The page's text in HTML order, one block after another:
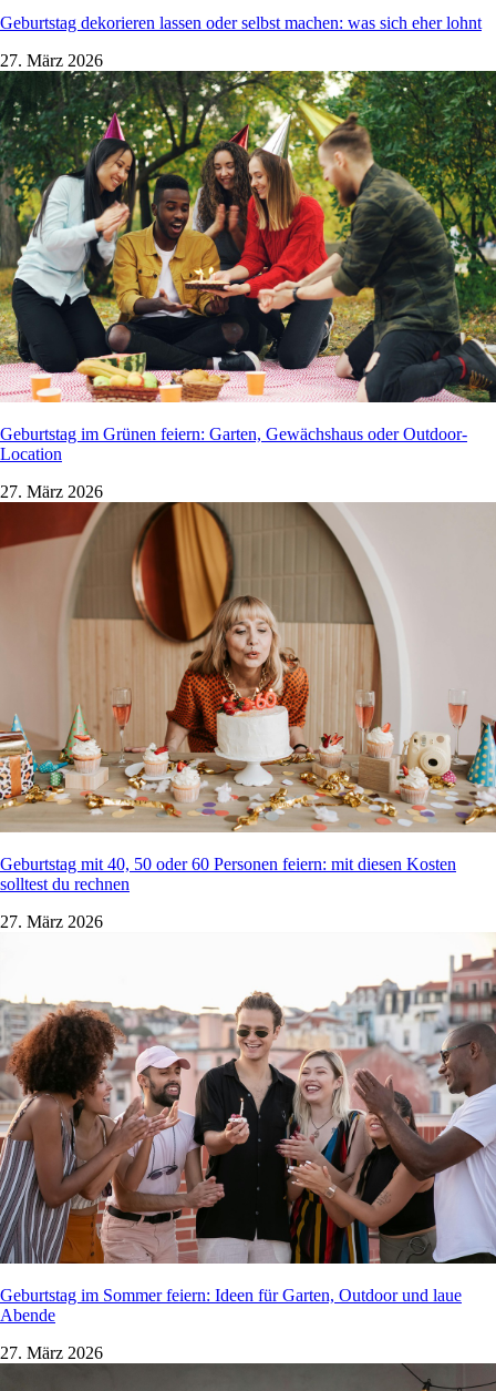
Geburtstag dekorieren lassen oder selbst machen: was sich eher lohnt
27. März 2026
Geburtstag im Grünen feiern: Garten, Gewächshaus oder Outdoor-
Location
27. März 2026
Geburtstag mit 40, 50 oder 60 Personen feiern: mit diesen Kosten
solltest du rechnen
27. März 2026
Geburtstag im Sommer feiern: Ideen für Garten, Outdoor und laue
Abende
27. März 2026